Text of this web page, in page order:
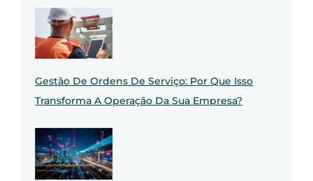
Gestão De Ordens De Serviço: Por Que Isso
Transforma A Operação Da Sua Empresa?